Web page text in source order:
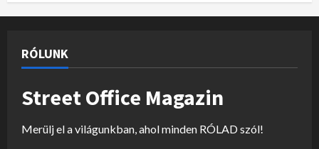
RÓLUNK
Street Office Magazin
Merülj el a világunkban, ahol minden RÓLAD szól!